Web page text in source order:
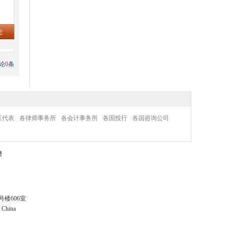
0条
代表 各律师事务所 各会计事务所 各国投行 各国咨询公司
楼606室
China